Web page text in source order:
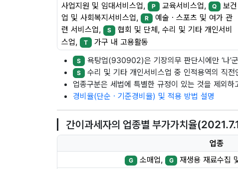
사업지원 및 임대서비스업,
P 교육서비스업, Q
보건
업 및 사회복지서비스업,
R 예술ㆍ스포츠 및 여가 관
련 서비스업,
S 협회 및 단체, 수리 및 기타 개인서비
스업,
T 가구 내 고용활동
S 욕탕업(930902)은 기장의무 판단시에만 ‘나’
S 수리 및 기타 개인서비스업 중 인적용역의 직
업종구분은 세법에 특별한 규정이 있는 것을 제외하
경비율(단순ㆍ기준경비율) 및 적용 방법 설명
간이과세자의 업종별 부가가치율
업종
G 소매업, G 재생용 재료수집